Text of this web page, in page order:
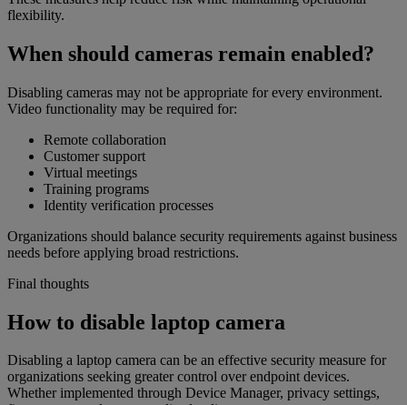
flexibility.
When should cameras remain enabled?
Disabling cameras may not be appropriate for every environment.
Video functionality may be required for:
Remote collaboration
Customer support
Virtual meetings
Training programs
Identity verification processes
Organizations should balance security requirements against business
needs before applying broad restrictions.
Final thoughts
How to disable laptop camera
Disabling a laptop camera can be an effective security measure for
organizations seeking greater control over endpoint devices.
Whether implemented through Device Manager, privacy settings,